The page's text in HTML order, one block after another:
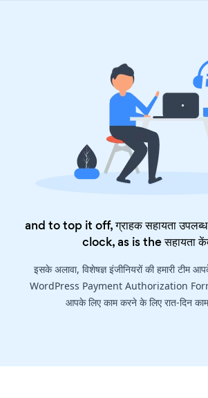
and to top it off, ग्राहक सहायता
clock, as is theसहायता
इसके अलावा, विशेषज्ञ इंजीनियरों की हमारी
WordPress Payment Authorization
आपके लिए काम करने के लिए रात-दिन